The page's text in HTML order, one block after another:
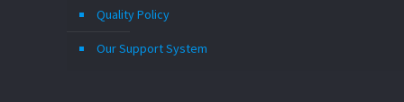
Quality Policy
Our Support System